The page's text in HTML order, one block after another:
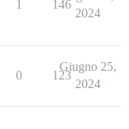
1 146
2024
0 123
Giugno 25,
2024